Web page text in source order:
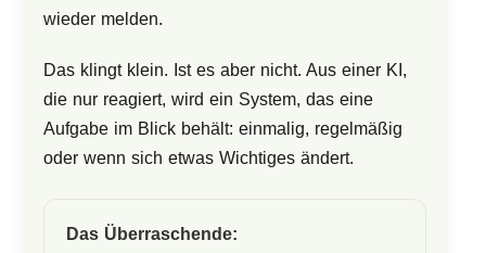
wieder melden.
Das klingt klein. Ist es aber nicht. Aus einer KI,
die nur reagiert, wird ein System, das eine
Aufgabe im Blick behält: einmalig, regelmäßig
oder wenn sich etwas Wichtiges ändert.
Das Überraschende: